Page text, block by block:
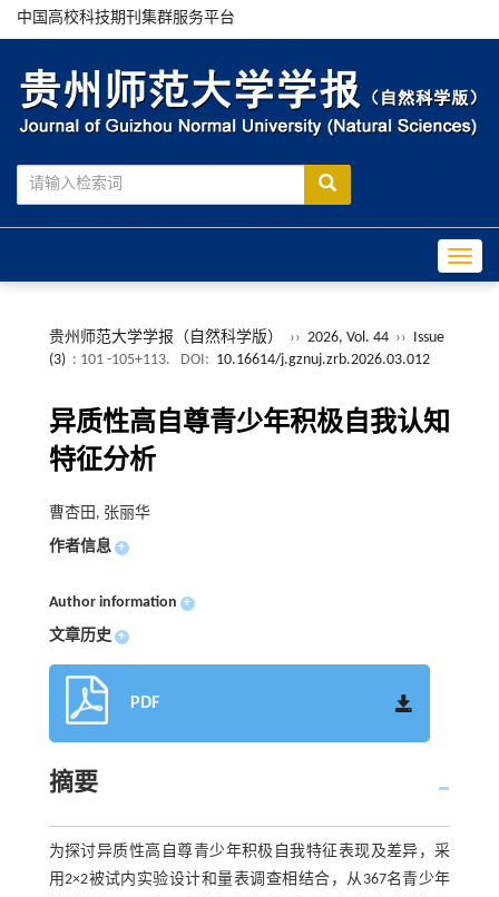
中国高校科技期刊集群服务平台
贵州师范大学学报（自然科学版） ›› 2026, Vol. 44 ››
Issue
(3) : 101 -105+113. DOI: 10.16614/j.gznuj.zrb.2026.03.012
异质性高自尊青少年积极自我认知
特征分析
曹杏田, 张丽华
作者信息 +
Author information +
文章历史 +
PDF
摘要
为探讨异质性高自尊青少年积极自我特征表现及差异，采
用2×2被试内实验设计和量表调查相结合，从367名青少年